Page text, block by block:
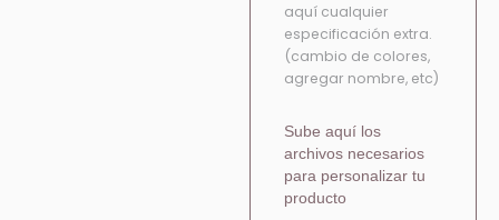
aquí cualquier
especificación extra.
(cambio de colores,
agregar nombre, etc)
Sube aquí los
archivos necesarios
para personalizar tu
producto